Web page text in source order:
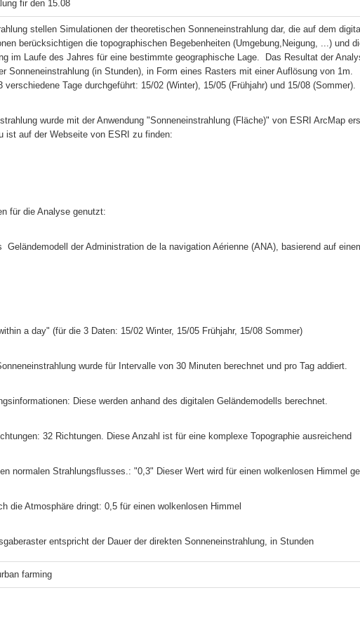
fir den 15.08
stellen Simulationen der theoretischen Sonneneinstrahlung dar, die auf dem
berücksichtigen die topographischen Begebenheiten (Umgebung,Neigung, ...) und
im Laufe des Jahres für eine bestimmte geographische Lage.  Das Resultat der
Sonneneinstrahlung (in Stunden), in Form eines Rasters mit einer Auflösung von 1m.
verschiedene Tage durchgeführt: 15/02 (Winter), 15/05 (Frühjahr) und 15/08 (Sommer).
wurde mit der Anwendung "Sonneneinstrahlung (Fläche)" von ESRI ArcMap
ist auf der Webseite von ESRI zu finden:
für die Analyse genutzt:
a day" (für die 3 Daten: 15/02 Winter, 15/05 Frühjahr, 15/08 Sommer)
wurde für Intervalle von 30 Minuten berechnet und pro Tag addiert.
Diese werden anhand des digitalen Geländemodells berechnet.
32 Richtungen. Diese Anzahl ist für eine komplexe Topographie ausreichend
normalen Strahlungsflusses.: "0,3" Dieser Wert wird für einen wolkenlosen Himmel
die Atmosphäre dringt: 0,5 für einen wolkenlosen Himmel
entspricht der Dauer der direkten Sonneneinstrahlung, in Stunden
farming